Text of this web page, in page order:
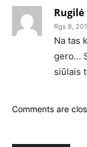
Rugilė
Rgs 8,
Na tas
gero…
siūlais
Comments are